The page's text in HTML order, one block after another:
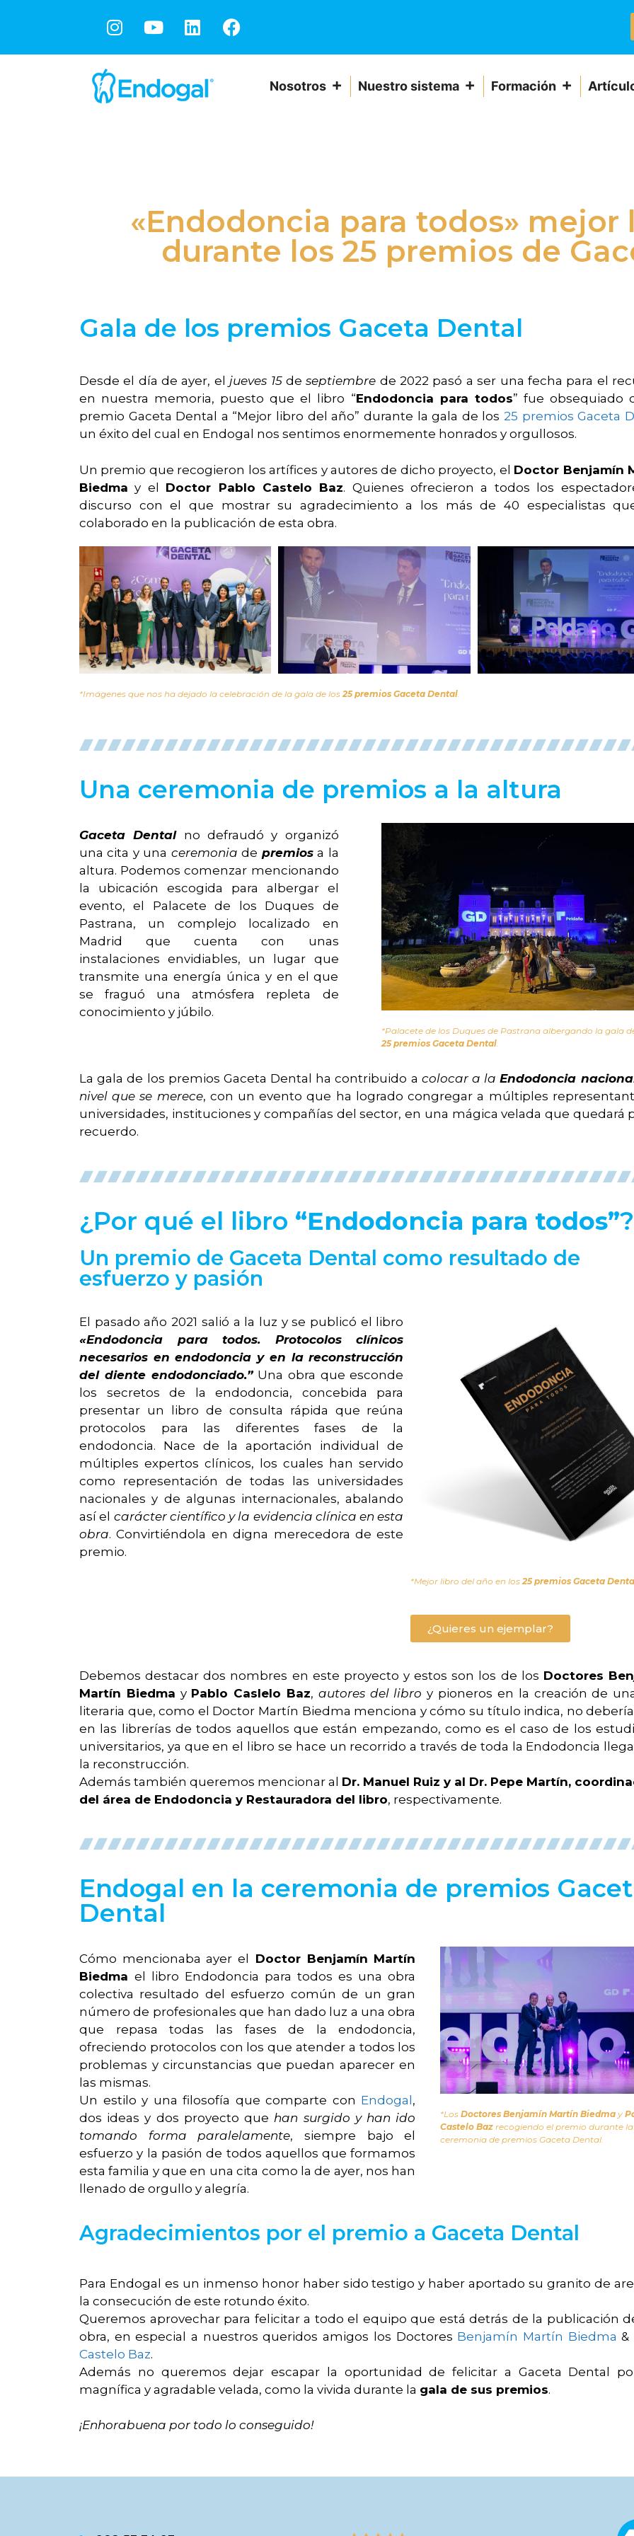
Nosotros Nuestro sistema Formación
«Endodoncia para todos»
durante los 25 premios de
Gala de los premios Gaceta Dental
Desde el día de ayer, eljueves 15deseptiembre de 2022 pasó a ser una fecha para el
en nuestra memoria, puesto que el libro “Endodoncia para todos” fue obsequiado
premio Gaceta Dental a “Mejor libro del año” durante la gala de los 25 premios Gaceta
un éxito del cual en Endogal nos sentimos enormemente honrados y orgullosos.
Un premio que recogieron los artífices y autores de dicho proyecto, el Doctor Benjamín
Biedma y el Doctor Pablo Castelo Baz. Quienes ofrecieron a todos los
discurso con el que mostrar su agradecimiento a los más de 40 especialistas
colaborado en la publicación de esta obra.
*Imágenes que nos ha dejado la celebración de la gala de los25 premios Gaceta Dental.
Una ceremonia de premios a la altura
Gaceta Dentalno defraudó y organizó
una cita y una ceremonia de premiosa la
altura. Podemos comenzar mencionando
la ubicación escogida para albergar el
evento, el Palacete de los Duques de
Pastrana, un complejo localizado en
Madrid que cuenta con unas
instalaciones envidiables, un lugar que
transmite una energía única y en el que
se fraguó una atmósfera repleta de
conocimiento y júbilo.
*Palacete de los Duques de Pastrana albergando la gala
25 premios Gaceta Dental.
La gala de los premios Gaceta Dental ha contribuido a colocar a laEndodoncia
nivel que se merece, con un evento que ha logrado congregar a múltiples
universidades, instituciones y compañías del sector, en una mágica velada que quedará
recuerdo.
¿Por qué el libro “Endodoncia para todos”?
Un premio de Gaceta Dental como resultado de
esfuerzo y pasión
El pasado año 2021 salió a la luz y se publicó el libro
«Endodoncia para todos. Protocolos clínicos
necesarios en endodoncia y en la reconstrucción
del diente endodonciado.” Una obra que esconde
los secretos de la endodoncia, concebida para
presentar un libro de consulta rápida que reúna
protocolos para las diferentes fases de la
endodoncia. Nace de la aportación individual de
múltiples expertos clínicos, los cuales han servido
como representación de todas las universidades
nacionales y de algunas internacionales, abalando
así el carácter científico y la evidencia clínica en esta
obra. Convirtiéndola en digna merecedora de este
premio.
*Mejor libro del año en los25 premios Gaceta
¿Quieres un ejemplar?
Debemos destacar dos nombres en este proyecto y estos son los de los Doctores
Martín Biedma y Pablo Caslelo Baz, autores del libro y pioneros en la creación de
literaria que, como el Doctor Martín Biedma menciona y cómo su título indica, no
en las librerías de todos aquellos que están empezando, como es el caso de los
universitarios, ya que en el libro se hace un recorrido a través de toda la Endodoncia
la reconstrucción.
Además también queremos mencionar al Dr. Manuel Ruiz y al Dr. Pepe Martín,
del área de Endodoncia y Restauradora del libro, respectivamente.
Endogal en la ceremonia de premios
Dental
Cómo mencionaba ayer el Doctor Benjamín Martín
Biedmael libro Endodoncia para todos es una obra
colectiva resultado del esfuerzo común de un gran
número de profesionales que han dado luz a una obra
que repasa todas las fases de la endodoncia,
ofreciendo protocolos con los que atender a todos los
problemas y circunstancias que puedan aparecer en
las mismas.
Un estilo y una filosofía que comparte con Endogal,
dos ideas y dos proyecto que han surgido y han ido
tomando forma paralelamente, siempre bajo el
esfuerzo y la pasión de todos aquellos que formamos
esta familia y que en una cita como la de ayer, nos han
llenado de orgullo y alegría.
*LosDoctores Benjamín Martín Biedma y
Castelo Baz recogiendo el premio durante la
ceremonia de premios Gaceta Dental.
Agradecimientos por el premio a Gaceta Dental
Para Endogal es un inmenso honor haber sido testigo y haber aportado su granito de
la consecución de este rotundo éxito.
Queremos aprovechar para felicitar a todo el equipo que está detrás de la publicación
obra, en especial a nuestros queridos amigos los Doctores Benjamín Martín Biedma &
Castelo Baz.
Además no queremos dejar escapar la oportunidad de felicitar a Gaceta Dental
magnífica y agradable velada, como la vivida durante la gala de sus premios.
¡Enhorabuena por todo lo conseguido!